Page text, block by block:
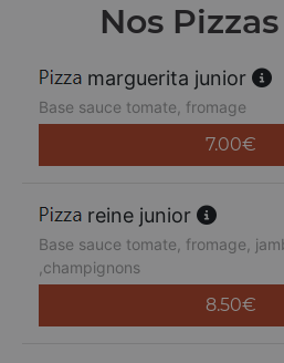
Nos
marguerita junior
Base sauce tomate, fromage
7.00€
reine junior
Base sauce tomate, fromage,
,champignons
8.50€